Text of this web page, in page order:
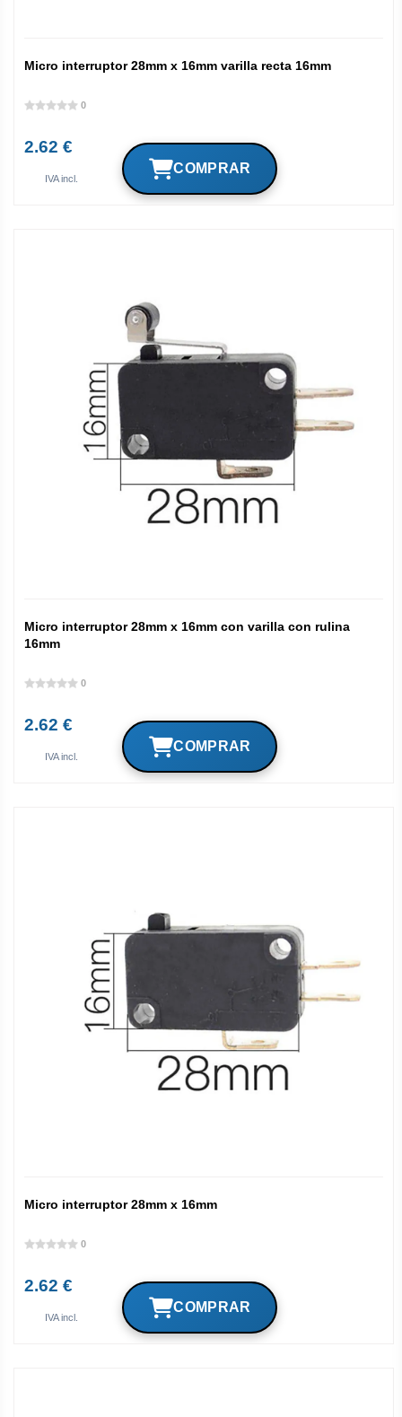
Micro interruptor 28mm x 16mm varilla recta 16mm
0
2.62 €
IVA incl.
Micro interruptor 28mm x 16mm con varilla con rulina
16mm
0
2.62 €
IVA incl.
Micro interruptor 28mm x 16mm
0
2.62 €
IVA incl.